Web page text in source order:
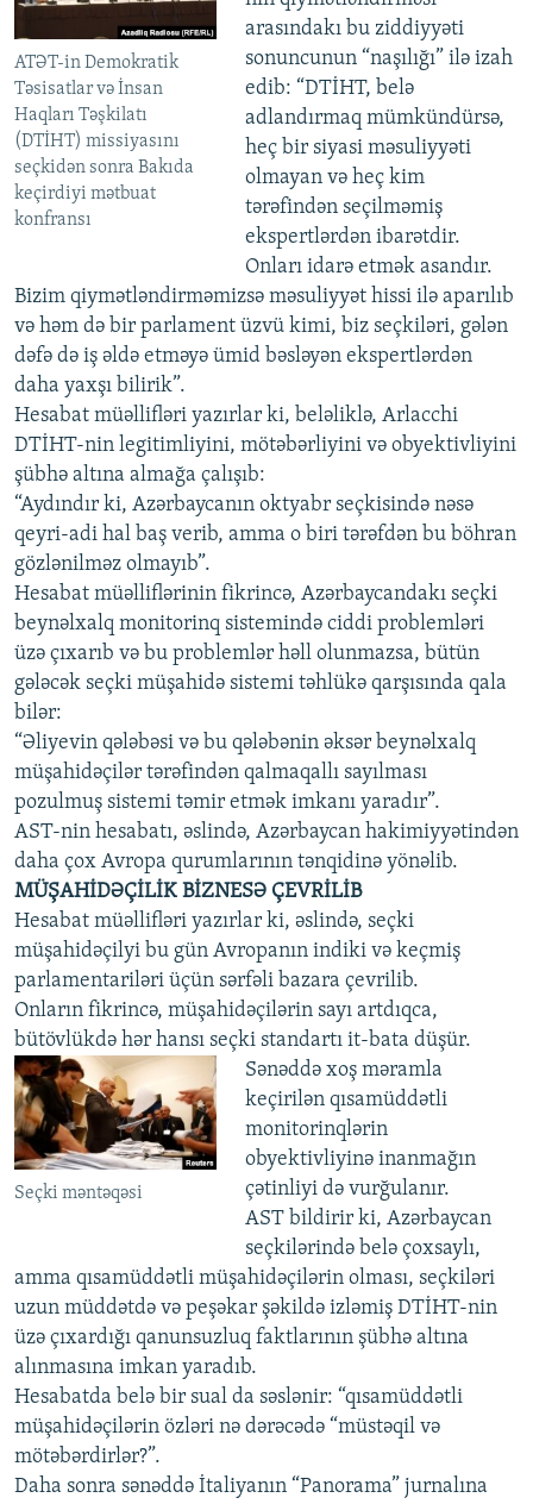
ATƏT-in Demokratik
Təsisatlar və İnsan
Haqları Təşkilatı
(DTİHT) missiyasını
seçkidən sonra Bakıda
keçirdiyi mətbuat
konfransı
arasındakı bu ziddiyyəti
sonuncunun “naşılığı” ilə izah
edib: “DTİHT, belə
adlandırmaq mümkündürsə,
heç bir siyasi məsuliyyəti
olmayan və heç kim
tərəfindən seçilməmiş
ekspertlərdən ibarətdir.
Onları idarə etmək asandır.
Bizim qiymətləndirməmizsə məsuliyyət hissi ilə aparılıb
və həm də bir parlament üzvü kimi, biz seçkiləri, gələn
dəfə də iş əldə etməyə ümid bəsləyən ekspertlərdən
daha yaxşı bilirik”.
Hesabat müəllifləri yazırlar ki, beləliklə, Arlacchi
DTİHT-nin legitimliyini, mötəbərliyini və obyektivliyini
şübhə altına almağa çalışıb:
“Aydındır ki, Azərbaycanın oktyabr seçkisində nəsə
qeyri-adi hal baş verib, amma o biri tərəfdən bu böhran
gözlənilməz olmayıb”.
Hesabat müəlliflərinin fikrincə, Azərbaycandakı seçki
beynəlxalq monitorinq sistemində ciddi problemləri
üzə çıxarıb və bu problemlər həll olunmazsa, bütün
gələcək seçki müşahidə sistemi təhlükə qarşısında qala
bilər:
“Əliyevin qələbəsi və bu qələbənin əksər beynəlxalq
müşahidəçilər tərəfindən qalmaqallı sayılması
pozulmuş sistemi təmir etmək imkanı yaradır”.
AST-nin hesabatı, əslində, Azərbaycan hakimiyyətindən
daha çox Avropa qurumlarının tənqidinə yönəlib.
MÜŞAHİDƏÇİLİK BİZNESƏ ÇEVRİLİB
Hesabat müəllifləri yazırlar ki, əslində, seçki
müşahidəçilyi bu gün Avropanın indiki və keçmiş
parlamentariləri üçün sərfəli bazara çevrilib.
Onların fikrincə, müşahidəçilərin sayı artdıqca,
bütövlükdə hər hansı seçki standartı it-bata düşür.
Seçki məntəqəsi
Sənəddə xoş məramla
keçirilən qısamüddətli
monitorinqlərin
obyektivliyinə inanmağın
çətinliyi də vurğulanır.
AST bildirir ki, Azərbaycan
seçkilərində belə çoxsaylı,
amma qısamüddətli müşahidəçilərin olması, seçkiləri
uzun müddətdə və peşəkar şəkildə izləmiş DTİHT-nin
üzə çıxardığı qanunsuzluq faktlarının şübhə altına
alınmasına imkan yaradıb.
Hesabatda belə bir sual da səslənir: “qısamüddətli
müşahidəçilərin özləri nə dərəcədə “müstəqil və
mötəbərdirlər?”.
Daha sonra sənəddə İtaliyanın “Panorama” jurnalına